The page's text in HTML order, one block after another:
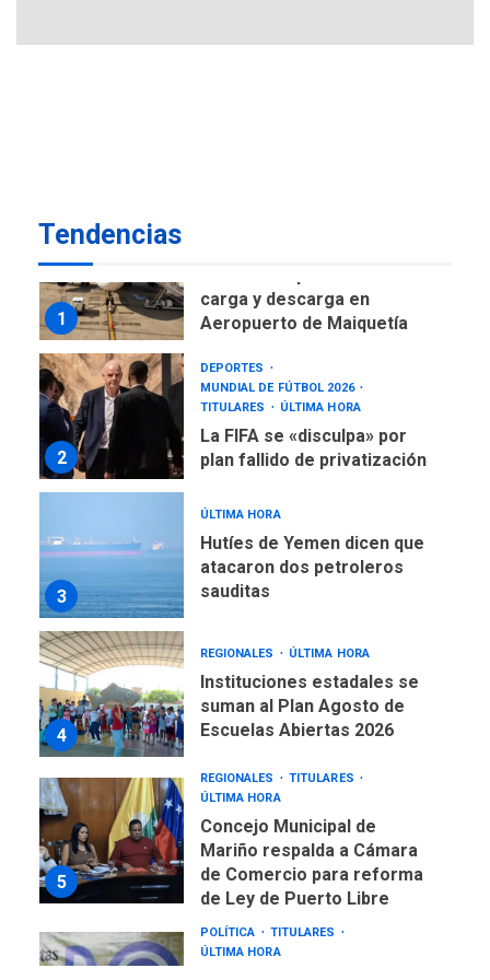
Tendencias
DESTACADOS
NACIONALES
1
carga y descarga en
Aeropuerto de Maiquetía
2
DEPORTES
MUNDIAL DE FÚTBOL 2026
TITULARES
ÚLTIMA HORA
La FIFA se «disculpa» por
plan fallido de privatización
3
ÚLTIMA HORA
Hutíes de Yemen dicen que
atacaron dos petroleros
sauditas
4
REGIONALES ÚLTIMA HORA
Instituciones estadales se
suman al Plan Agosto de
Escuelas Abiertas 2026
5
REGIONALES
TITULARES
ÚLTIMA HORA
Concejo Municipal de
Mariño respalda a Cámara
de Comercio para reforma
de Ley de Puerto Libre
POLÍTICA
TITULARES
ÚLTIMA HORA